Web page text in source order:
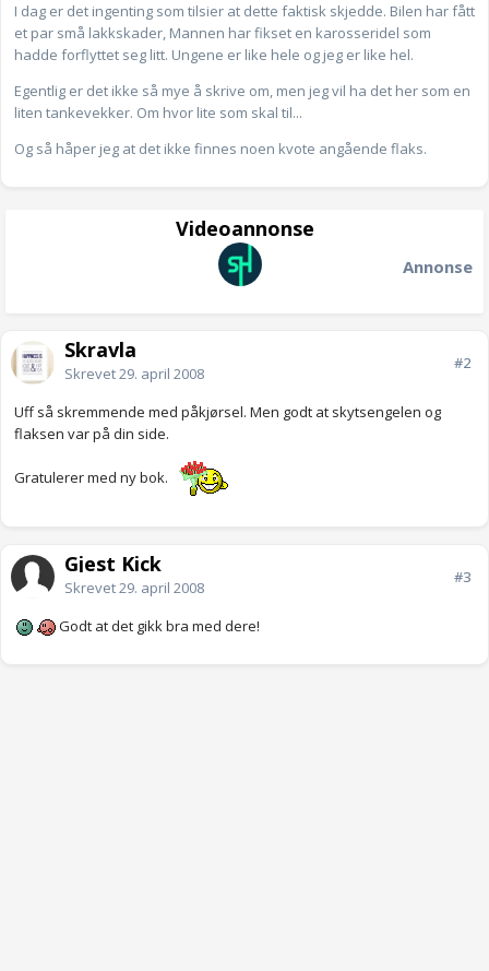
I dag er det ingenting som tilsier at dette faktisk skjedde. Bilen har fått
et par små lakkskader, Mannen har fikset en karosseridel som
hadde forflyttet seg litt. Ungene er like hele og jeg er like hel.
Egentlig er det ikke så mye å skrive om, men jeg vil ha det her som en
liten tankevekker. Om hvor lite som skal til...
Og så håper jeg at det ikke finnes noen kvote angående flaks.
Videoannonse
Annonse
Skravla
Skrevet29. april 2008
#2
Uff så skremmende med påkjørsel. Men godt at skytsengelen og
flaksen var på din side.
Gratulerer med ny bok.
Gjest Kick
Skrevet29. april 2008
#3
Godt at det gikk bra med dere!